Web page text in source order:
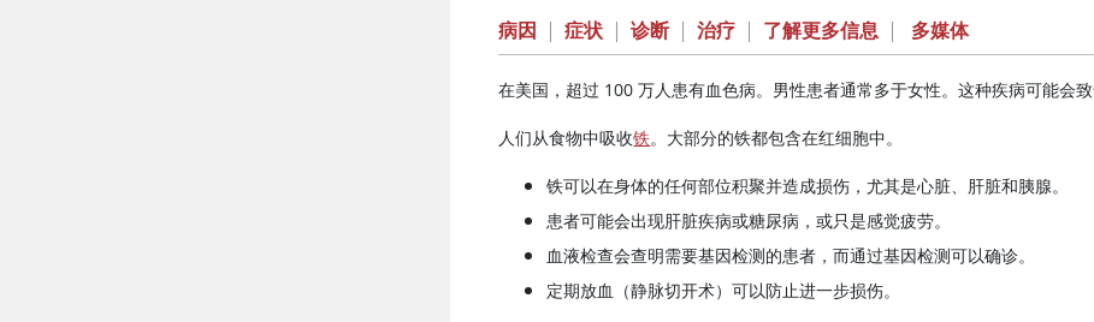
病因 | 症状 | 诊断 | 治疗 | 了解更多信息 | 多媒体
在美国，超过 100 万人患有血色病。男性患者通常多于女性。这种疾病可能会
人们从食物中吸收铁。大部分的铁都包含在红细胞中。
铁可以在身体的任何部位积聚并造成损伤，尤其是心脏、肝脏和胰腺。
患者可能会出现肝脏疾病或糖尿病，或只是感觉疲劳。
血液检查会查明需要基因检测的患者，而通过基因检测可以确诊。
定期放血（静脉切开术）可以防止进一步损伤。